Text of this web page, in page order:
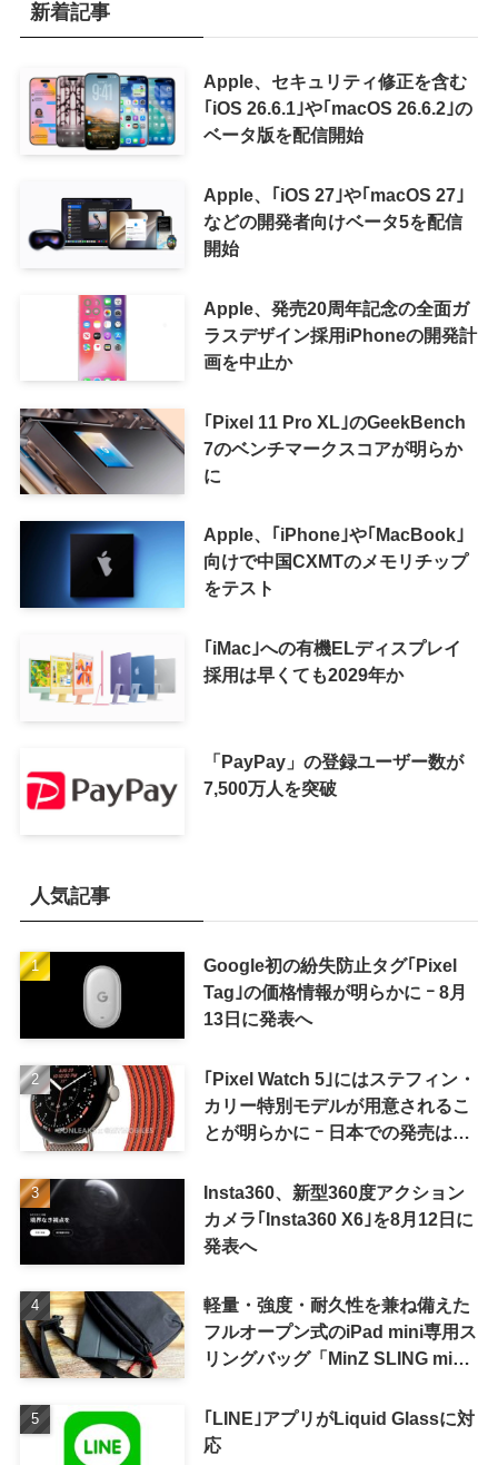
新着記事
Apple、セキュリティ修正を含む
｢iOS 26.6.1｣や｢macOS 26.6.2｣の
ベータ版を配信開始
Apple、｢iOS 27｣や｢macOS 27｣
などの開発者向けベータ5を配信
開始
Apple、発売20周年記念の全面ガ
ラスデザイン採用iPhoneの開発計
画を中止か
｢Pixel 11 Pro XL｣のGeekBench
7のベンチマークスコアが明らか
に
Apple、｢iPhone｣や｢MacBook｣
向けで中国CXMTのメモリチップ
をテスト
｢iMac｣への有機ELディスプレイ
採用は早くても2029年か
「PayPay」の登録ユーザー数が
7,500万人を突破
人気記事
Google初の紛失防止タグ｢Pixel
Tag｣の価格情報が明らかに ｰ 8月
13日に発表へ
｢Pixel Watch 5｣にはステフィン・
カリー特別モデルが用意されるこ
とが明らかに ｰ 日本での発売は期
Insta360、新型360度アクション
カメラ｢Insta360 X6｣を8月12日に
発表へ
軽量・強度・耐久性を兼ね備えた
フルオープン式のiPad mini専用ス
リングバッグ「MinZ SLING mini
｢LINE｣アプリがLiquid Glassに対
応